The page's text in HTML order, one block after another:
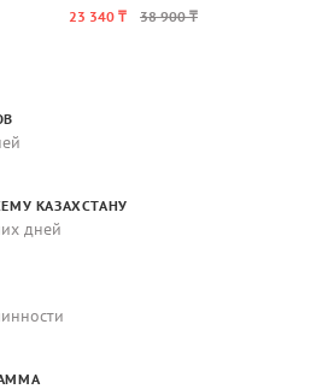
23 340 ₸ 38 900 ₸
КАЗАХСТАНУ
дней